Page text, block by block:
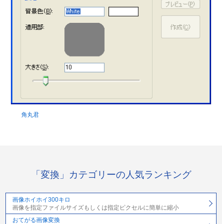
角丸君
「変換」カテゴリーの人気ランキング
画像ホイホイ300キロ
画像を指定ファイルサイズもしくは指定ピクセルに簡単に縮小
おてがる画像変換